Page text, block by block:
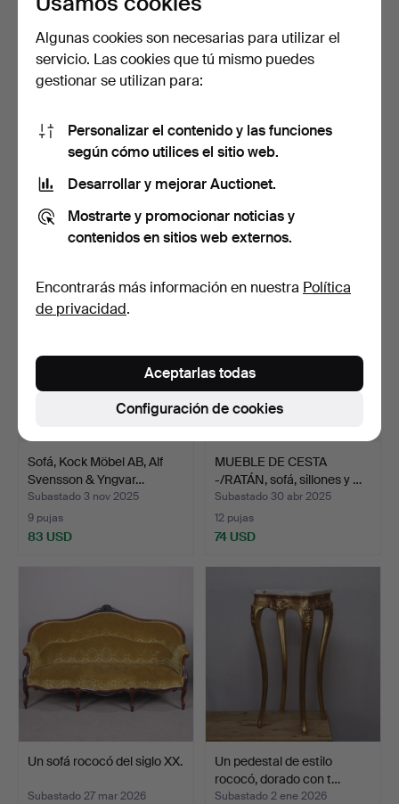
CARL MALMSTEN. sofá,
"Ulfåsa", Bodafors, d…
3 pujas
134 USD
SOFÁ, 2 plazas, tapizado en
cretona, decor…
4 pujas
95 USD
Sofá, Kock Möbel AB, Alf
Svensson & Yngvar…
Subastado 3 nov 2025
9 pujas
83 USD
MUEBLE DE CESTA
-/RATÁN, sofá, sillones y …
Subastado 30 abr 2025
12 pujas
74 USD
Un sofá rococó del siglo XX.
Subastado 27 mar 2026
Un pedestal de estilo
rococó, dorado con t…
Subastado 2 ene 2026
Algunas cookies son necesarias para utilizar el
servicio. Las cookies que tú mismo puedes
gestionar se utilizan para:
Personalizar el contenido y las funciones
según cómo utilices el sitio web.
Desarrollar y mejorar Auctionet.
Mostrarte y promocionar noticias y
contenidos en sitios web externos.
Encontrarás más información en nuestra Política
de privacidad.
Configuración de cookies
Aceptarlas todas